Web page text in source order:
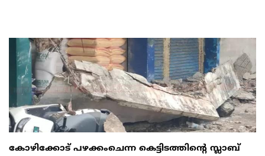
കോഴിക്കോട് പഴക്കംചെന്ന കെട്ടിടത്തിന്റെ സ്ലാബ്